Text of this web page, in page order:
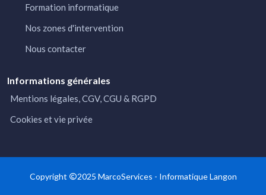
Formation informatique
Nos zones d'intervention
Nous contacter
Informations générales
Mentions légales, CGV, CGU & RGPD
Cookies et vie privée
Copyright 2025 MarcoServices - Informatique Langon